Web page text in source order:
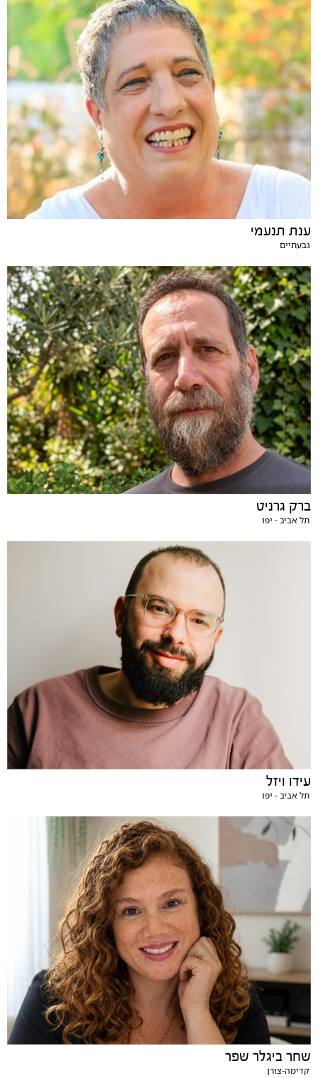
ענת תנעמי
גבעתיים
ברק גרניט
תל אביב - יפו
עידו ויזל
תל אביב - יפו
שחר ביגלר שפר
קדימה-צורן